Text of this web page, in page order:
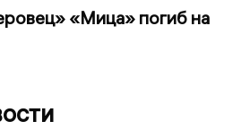
«Мица» погиб на